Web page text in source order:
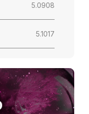
5.0908
5.1017